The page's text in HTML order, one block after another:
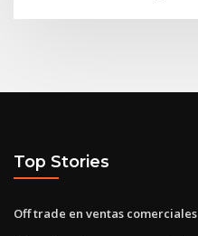
Top Stories
Off trade en ventas comerciales